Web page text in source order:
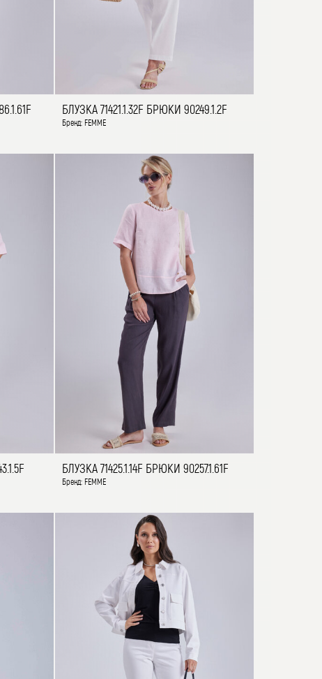
БЛУЗКА 71421.1.32F БРЮКИ 90249.1.2F
Бренд: FEMME
БЛУЗКА 71425.1.14F БРЮКИ 90257.1.61F
Бренд: FEMME